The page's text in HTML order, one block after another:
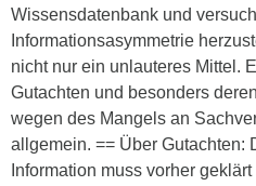
Wissensdatenbank und
Informationsasymmetrie
nicht nur ein unlauteres Mittel.
Gutachten und besonders
wegen des Mangels an
allgemein. == Über Gutachten:
Information muss vorher